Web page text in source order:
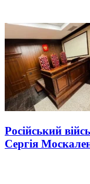
Російський
Сергія